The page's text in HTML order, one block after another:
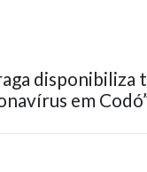
disponibiliza
em